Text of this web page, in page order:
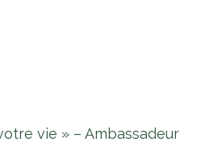
vie » – Ambassadeur